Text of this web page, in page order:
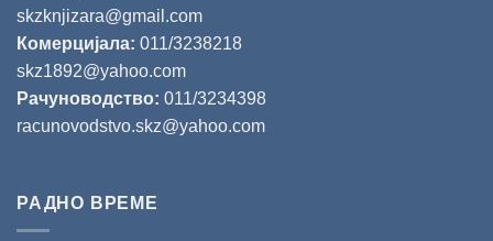
skzknjizara@gmail.com
Комерцијала: 011/3238218
skz1892@yahoo.com
Рачуноводство: 011/3234398
racunovodstvo.skz@yahoo.com
РАДНО ВРЕМЕ